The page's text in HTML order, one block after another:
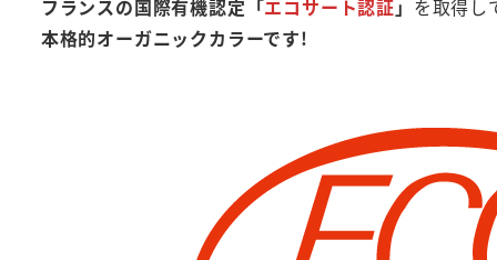
フランスの国際有機認定「エコサート認証」 を取得し
本格的オーガニックカラーです!